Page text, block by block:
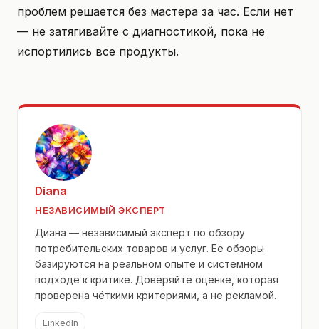
проблем решается без мастера за час. Если нет
— не затягивайте с диагностикой, пока не
испортились все продукты.
Diana
НЕЗАВИСИМЫЙ ЭКСПЕРТ
Диана — независимый эксперт по обзору
потребительских товаров и услуг. Её обзоры
базируются на реальном опыте и системном
подходе к критике. Доверяйте оценке, которая
проверена чёткими критериями, а не рекламой.
LinkedIn